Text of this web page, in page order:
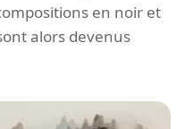
en noir et
alors devenus